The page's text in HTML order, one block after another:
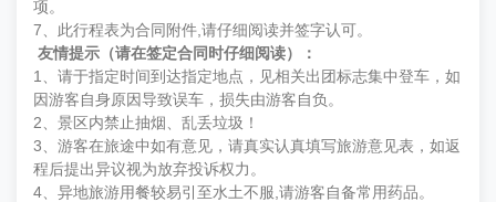
项。
7、此行程表为合同附件,请仔细阅读并签字认可。
友情提示（请在签定合同时仔细阅读）：
1、请于指定时间到达指定地点，见相关出团标志集中登车，如
因游客自身原因导致误车，损失由游客自负。
2、景区内禁止抽烟、乱丢垃圾！
3、游客在旅途中如有意见，请真实认真填写旅游意见表，如返
程后提出异议视为放弃投诉权力。
4、异地旅游用餐较易引至水土不服,请游客自备常用药品。